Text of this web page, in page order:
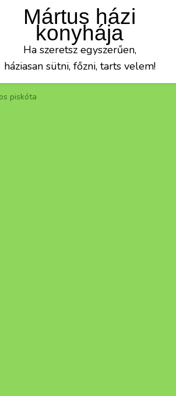
Mártus házi
konyhája
Ha szeretsz egyszerűen,
háziasan sütni, főzni, tarts velem!
piskóta